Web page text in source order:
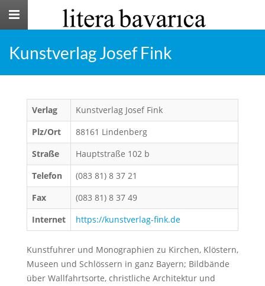
Toggle
Kunstverlag Josef Fink
Verlag
Kunstverlag Josef Fink
Plz/Ort
88161 Lindenberg
Straße
Hauptstraße 102 b
Telefon
(083 81) 8 37 21
Fax
(083 81) 8 37 49
Internet
https://kunstverlag-fink.de
Kunstfuhrer und Monographien zu Kirchen, Klöstern,
Museen und Schlössern in ganz Bayern; Bildbände
über Wallfahrtsorte, christliche Architektur und